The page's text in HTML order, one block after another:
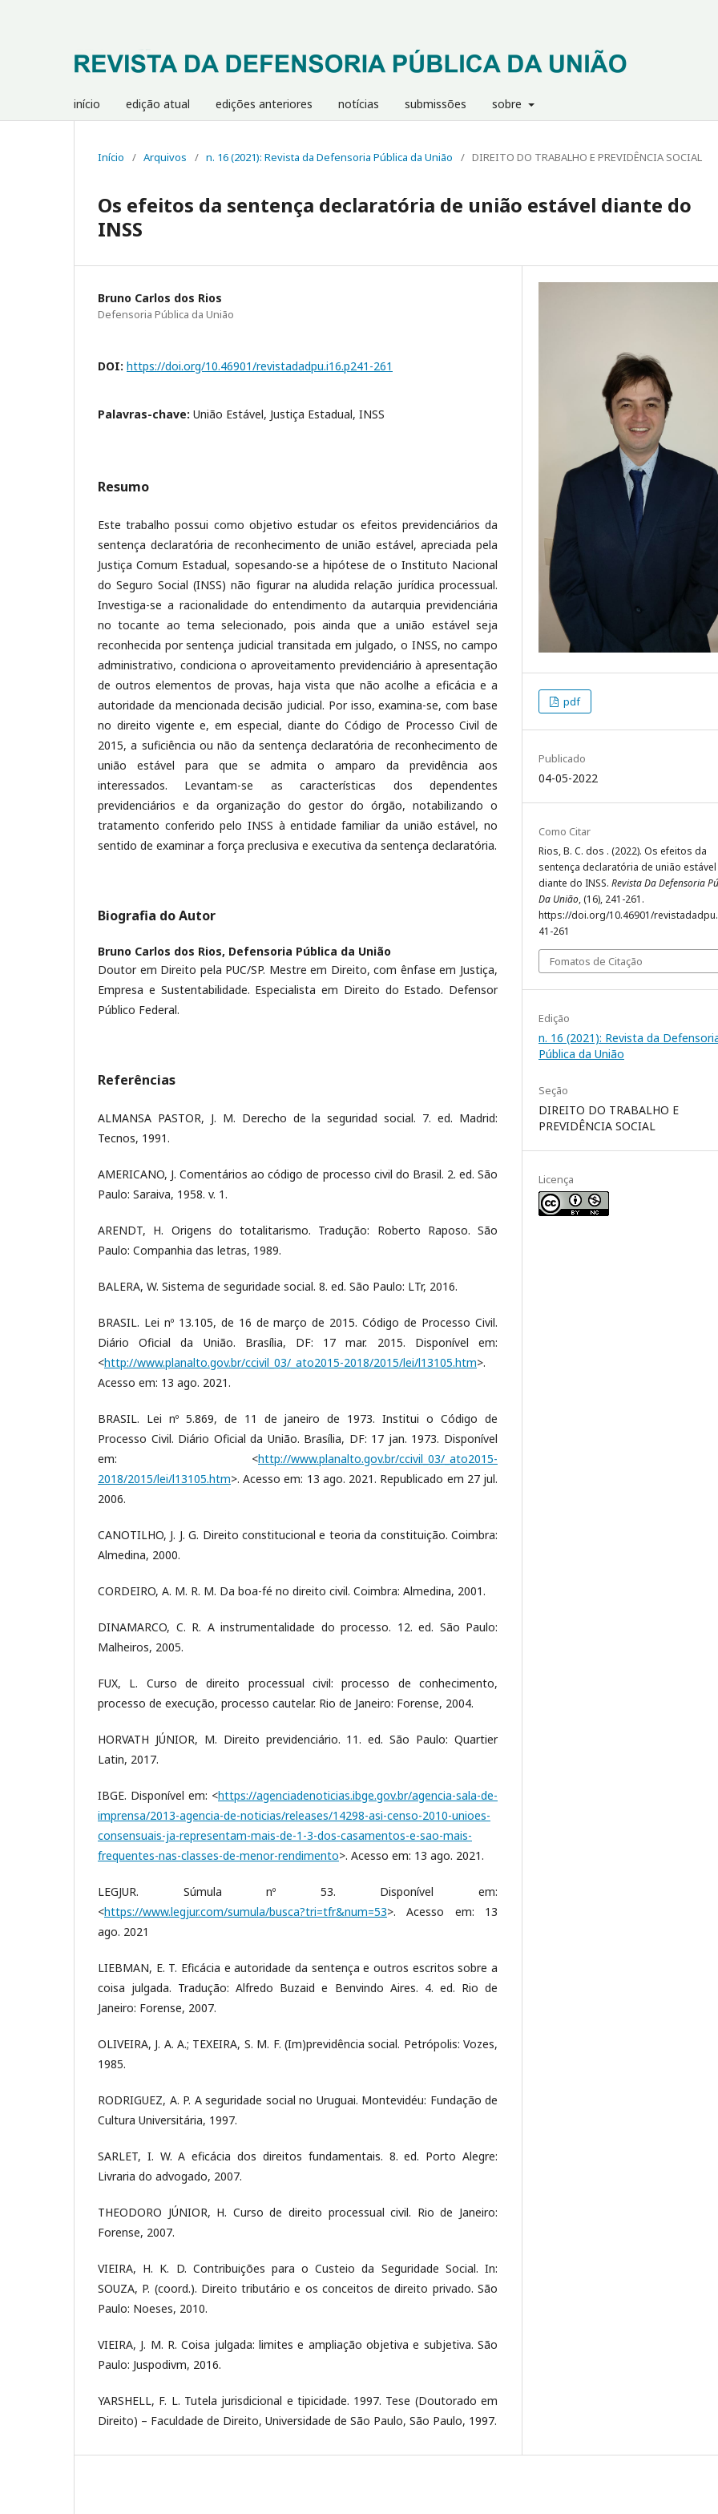
início edição atual edições anteriores notícias submissões sobre
Início / Arquivos / n. 16 (2021): Revista da Defensoria Pública da União / DIREITO DO TRABALHO E PREVIDÊNCIA SOCIAL
Os efeitos da sentença declaratória de união estável diante do
INSS
Bruno Carlos dos Rios
Defensoria Pública da União
DOI: https://doi.org/10.46901/revistadadpu.i16.p241-261
Palavras-chave: União Estável, Justiça Estadual, INSS
Resumo
Este trabalho possui como objetivo estudar os efeitos previdenciários da
sentença declaratória de reconhecimento de união estável, apreciada pela
Justiça Comum Estadual, sopesando-se a hipótese de o Instituto Nacional
do Seguro Social (INSS) não figurar na aludida relação jurídica processual.
Investiga-se a racionalidade do entendimento da autarquia previdenciária
no tocante ao tema selecionado, pois ainda que a união estável seja
reconhecida por sentença judicial transitada em julgado, o INSS, no campo
administrativo, condiciona o aproveitamento previdenciário à apresentação
de outros elementos de provas, haja vista que não acolhe a eficácia e a
autoridade da mencionada decisão judicial. Por isso, examina-se, com base
no direito vigente e, em especial, diante do Código de Processo Civil de
2015, a suficiência ou não da sentença declaratória de reconhecimento de
união estável para que se admita o amparo da previdência aos
interessados. Levantam-se as características dos dependentes
previdenciários e da organização do gestor do órgão, notabilizando o
tratamento conferido pelo INSS à entidade familiar da união estável, no
sentido de examinar a força preclusiva e executiva da sentença declaratória.
Biografia do Autor
Bruno Carlos dos Rios, Defensoria Pública da União
Doutor em Direito pela PUC/SP. Mestre em Direito, com ênfase em Justiça,
Empresa e Sustentabilidade. Especialista em Direito do Estado. Defensor
Público Federal.
Referências
ALMANSA PASTOR, J. M. Derecho de la seguridad social. 7. ed. Madrid:
Tecnos, 1991.
AMERICANO, J. Comentários ao código de processo civil do Brasil. 2. ed. São
Paulo: Saraiva, 1958. v. 1.
ARENDT, H. Origens do totalitarismo. Tradução: Roberto Raposo. São
Paulo: Companhia das letras, 1989.
BALERA, W. Sistema de seguridade social. 8. ed. São Paulo: LTr, 2016.
BRASIL. Lei nº 13.105, de 16 de março de 2015. Código de Processo Civil.
Diário Oficial da União. Brasília, DF: 17 mar. 2015. Disponível em:
<http://www.planalto.gov.br/ccivil_03/_ato2015-2018/2015/lei/l13105.htm>.
Acesso em: 13 ago. 2021.
BRASIL. Lei nº 5.869, de 11 de janeiro de 1973. Institui o Código de
Processo Civil. Diário Oficial da União. Brasília, DF: 17 jan. 1973. Disponível
em: <http://www.planalto.gov.br/ccivil_03/_ato2015-
2018/2015/lei/l13105.htm>. Acesso em: 13 ago. 2021. Republicado em 27 jul.
2006.
CANOTILHO, J. J. G. Direito constitucional e teoria da constituição. Coimbra:
Almedina, 2000.
CORDEIRO, A. M. R. M. Da boa-fé no direito civil. Coimbra: Almedina, 2001.
DINAMARCO, C. R. A instrumentalidade do processo. 12. ed. São Paulo:
Malheiros, 2005.
FUX, L. Curso de direito processual civil: processo de conhecimento,
processo de execução, processo cautelar. Rio de Janeiro: Forense, 2004.
HORVATH JÚNIOR, M. Direito previdenciário. 11. ed. São Paulo: Quartier
Latin, 2017.
IBGE. Disponível em: <https://agenciadenoticias.ibge.gov.br/agencia-sala-de-
imprensa/2013-agencia-de-noticias/releases/14298-asi-censo-2010-unioes-
consensuais-ja-representam-mais-de-1-3-dos-casamentos-e-sao-mais-
frequentes-nas-classes-de-menor-rendimento>. Acesso em: 13 ago. 2021.
LEGJUR. Súmula nº 53. Disponível em:
<https://www.legjur.com/sumula/busca?tri=tfr&num=53>. Acesso em: 13
ago. 2021
LIEBMAN, E. T. Eficácia e autoridade da sentença e outros escritos sobre a
coisa julgada. Tradução: Alfredo Buzaid e Benvindo Aires. 4. ed. Rio de
Janeiro: Forense, 2007.
OLIVEIRA, J. A. A.; TEXEIRA, S. M. F. (Im)previdência social. Petrópolis: Vozes,
1985.
RODRIGUEZ, A. P. A seguridade social no Uruguai. Montevidéu: Fundação de
Cultura Universitária, 1997.
SARLET, I. W. A eficácia dos direitos fundamentais. 8. ed. Porto Alegre:
Livraria do advogado, 2007.
THEODORO JÚNIOR, H. Curso de direito processual civil. Rio de Janeiro:
Forense, 2007.
VIEIRA, H. K. D. Contribuições para o Custeio da Seguridade Social. In:
SOUZA, P. (coord.). Direito tributário e os conceitos de direito privado. São
Paulo: Noeses, 2010.
VIEIRA, J. M. R. Coisa julgada: limites e ampliação objetiva e subjetiva. São
Paulo: Juspodivm, 2016.
YARSHELL, F. L. Tutela jurisdicional e tipicidade. 1997. Tese (Doutorado em
Direito) – Faculdade de Direito, Universidade de São Paulo, São Paulo, 1997.
pdf
Publicado
04-05-2022
Como Citar
Rios, B. C. dos . (2022). Os efeitos da
sentença declaratória de união estável
diante do INSS. Revista Da Defensoria
Da União, (16), 241-261.
https://doi.org/10.46901/
41-261
Fomatos de Citação
Edição
n. 16 (2021): Revista da
Pública da União
Seção
DIREITO DO TRABALHO E
PREVIDÊNCIA SOCIAL
Licença